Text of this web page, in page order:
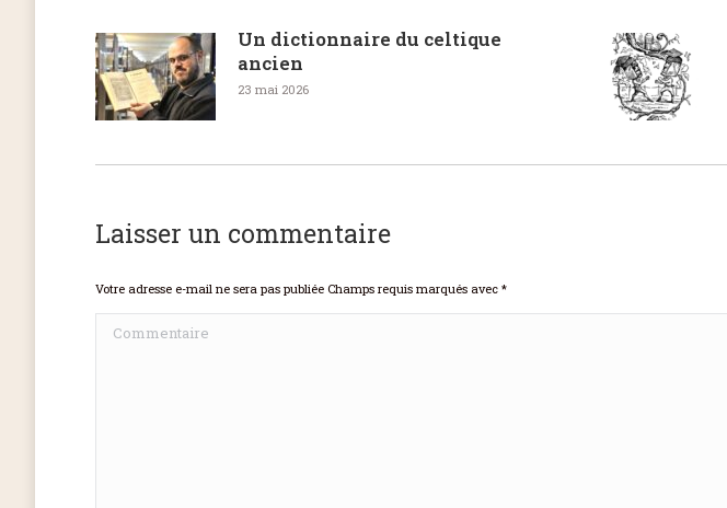
Un dictionnaire du celtique
ancien
23 mai 2026
Laisser un commentaire
Votre adresse e-mail ne sera pas publiée Champs requis marqués avec *
Commentaire